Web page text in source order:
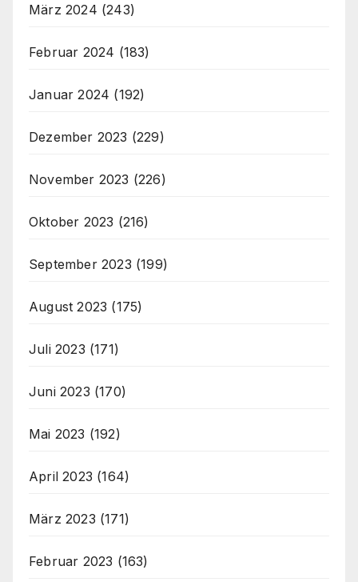
März 2024 (243)
Februar 2024 (183)
Januar 2024 (192)
Dezember 2023 (229)
November 2023 (226)
Oktober 2023 (216)
September 2023 (199)
August 2023 (175)
Juli 2023 (171)
Juni 2023 (170)
Mai 2023 (192)
April 2023 (164)
März 2023 (171)
Februar 2023 (163)